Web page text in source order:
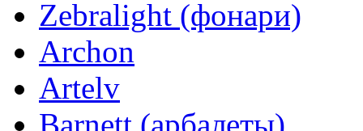
Zebralight (фонари)
Archon
Artelv
Barnett (арбалеты)